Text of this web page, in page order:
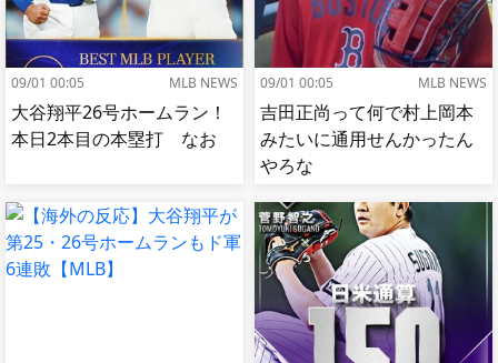
09/01 00:05 MLB NEWS
大谷翔平26号ホームラン！
本日2本目の本塁打 なお
09/01 00:05 MLB NEWS
吉田正尚って何で村上岡本
みたいに通用せんかったん
やろな